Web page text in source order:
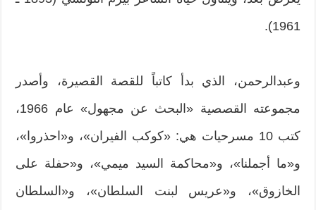
‬1961).
وعبدالرحمن، الذي بدأ كاتباً للقصة القصيرة، وأصدر
مجموعته القصصية «البحث عن مجهول» عام ‬1966،
كتب ‬10 مسرحيات هي: «كوكب الفيران»، و«احذروا»،
و«ما أجملنا»، و«محاكمة السيد ميمي»، و«حفلة على
الخازوق»، و«عريس لبنت السلطان»، و«السلطان